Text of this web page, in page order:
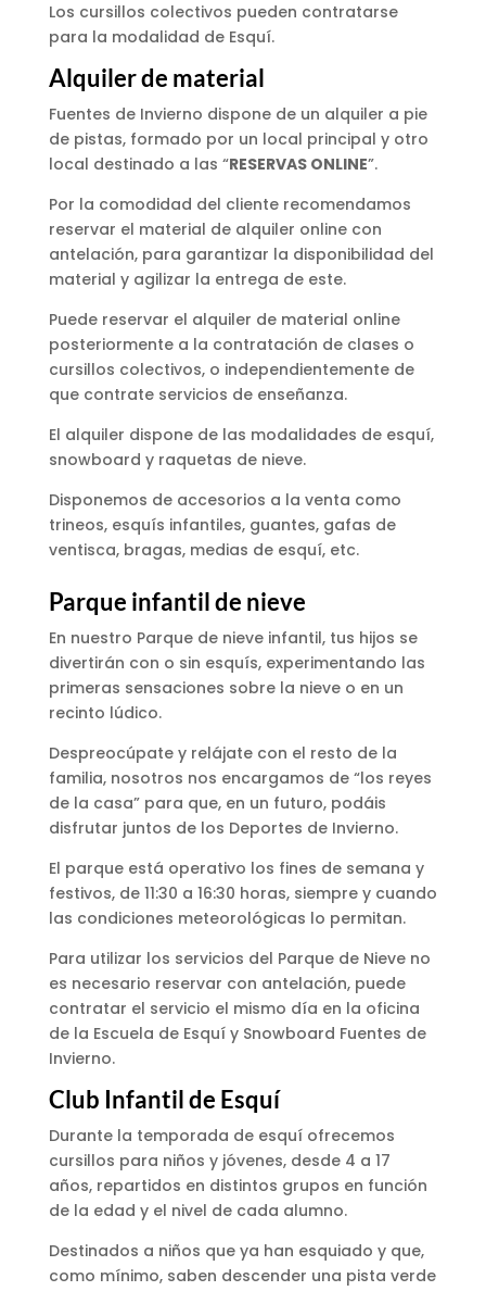
Los cursillos colectivos pueden contratarse
para la modalidad de Esquí.
Alquiler de material
Fuentes de Invierno dispone de un alquiler a pie
de pistas, formado por un local principal y otro
local destinado a las “RESERVAS ONLINE”.
Por la comodidad del cliente recomendamos
reservar el material de alquiler online con
antelación, para garantizar la disponibilidad del
material y agilizar la entrega de este.
Puede reservar el alquiler de material online
posteriormente a la contratación de clases o
cursillos colectivos, o independientemente de
que contrate servicios de enseñanza.
El alquiler dispone de las modalidades de esquí,
snowboard y raquetas de nieve.
Disponemos de accesorios a la venta como
trineos, esquís infantiles, guantes, gafas de
ventisca, bragas, medias de esquí, etc.
Parque infantil de nieve
En nuestro Parque de nieve infantil, tus hijos se
divertirán con o sin esquís, experimentando las
primeras sensaciones sobre la nieve o en un
recinto lúdico.
Despreocúpate y relájate con el resto de la
familia, nosotros nos encargamos de “los reyes
de la casa” para que, en un futuro, podáis
disfrutar juntos de los Deportes de Invierno.
El parque está operativo los fines de semana y
festivos, de 11:30 a 16:30 horas, siempre y cuando
las condiciones meteorológicas lo permitan.
Para utilizar los servicios del Parque de Nieve no
es necesario reservar con antelación, puede
contratar el servicio el mismo día en la oficina
de la Escuela de Esquí y Snowboard Fuentes de
Invierno.
Club Infantil de Esquí
Durante la temporada de esquí ofrecemos
cursillos para niños y jóvenes, desde 4 a 17
años, repartidos en distintos grupos en función
de la edad y el nivel de cada alumno.
Destinados a niños que ya han esquiado y que,
como mínimo, saben descender una pista verde